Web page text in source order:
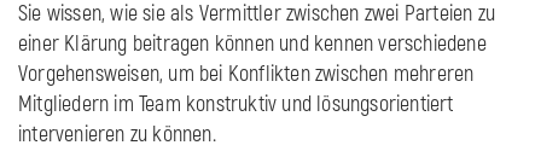
Sie wissen, wie sie als Vermittler zwischen zwei Parteien zu
einer Klärung beitragen können und kennen verschiedene
Vorgehensweisen, um bei Konflikten zwischen mehreren
Mitgliedern im Team konstruktiv und lösungsorientiert
intervenieren zu können.